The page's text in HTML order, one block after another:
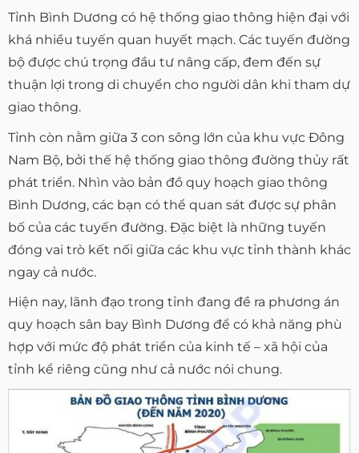
Tỉnh Bình Dương có hệ thống giao thông hiện đại với
khá nhiều tuyến quan huyết mạch. Các tuyến đường
bộ được chú trọng đầu tư nâng cấp, đem đến sự
thuận lợi trong di chuyển cho người dân khi tham dự
giao thông.
Tỉnh còn nằm giữa 3 con sông lớn của khu vực Đông
Nam Bộ, bởi thế hệ thống giao thông đường thủy rất
phát triển. Nhìn vào bản đồ quy hoạch giao thông
Bình Dương, các bạn có thể quan sát được sự phân
bố của các tuyến đường. Đặc biệt là những tuyến
đóng vai trò kết nối giữa các khu vực tỉnh thành khác
ngay cả nước.
Hiện nay, lãnh đạo trong tỉnh đang đề ra phương án
quy hoạch sân bay Bình Dương để có khả năng phù
hợp với mức độ phát triển của kinh tế – xã hội của
tỉnh kể riêng cũng như cả nước nói chung.